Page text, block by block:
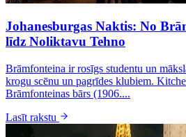
Johanesburgas Naktis: No
līdz Noliktavu Tehno
Brāmfonteina ir rosīgs studentu un
krogu scēnu un pagrīdes klubiem.
Brāmfonteinas bārs (1906....
Lasīt rakstu